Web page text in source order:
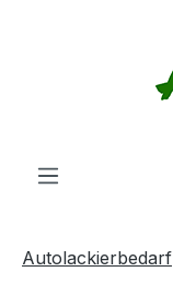
Autolackierbedarf